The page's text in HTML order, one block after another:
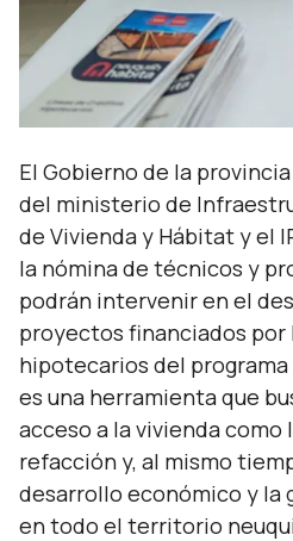
El Gobierno de la
del ministerio de
de Vivienda y Hábitat y el
la nómina de técnicos y
podrán intervenir en el
proyectos financiados
hipotecarios del programa
es una herramienta que
acceso a la vivienda como
refacción y, al mismo
desarrollo económico y la
en todo el territorio